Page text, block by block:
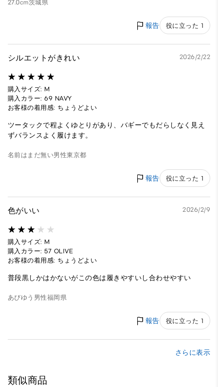
27.0cm茨城県
報告 役に立った 1
シルエットがきれい 2026/2/22
購入サイズ: M
購入カラー: 69 NAVY
お客様の着用感: ちょうどよい
ツータックで程よくゆとりがあり、バギーでもだらしなく見え
ずバランスよく履けます。
名前はまだ無い男性東京都
報告 役に立った 1
色がいい 2026/2/9
購入サイズ: M
購入カラー: 57 OLIVE
お客様の着用感: ちょうどよい
普段黒しかはかないがこの色は履きやすいし合わせやすい
あびゆう 男性福岡県
報告 役に立った 1
さらに表示
類似商品